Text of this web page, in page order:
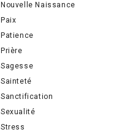
Nouvelle Naissance
Paix
Patience
Prière
Sagesse
Sainteté
Sanctification
Sexualité
Stress